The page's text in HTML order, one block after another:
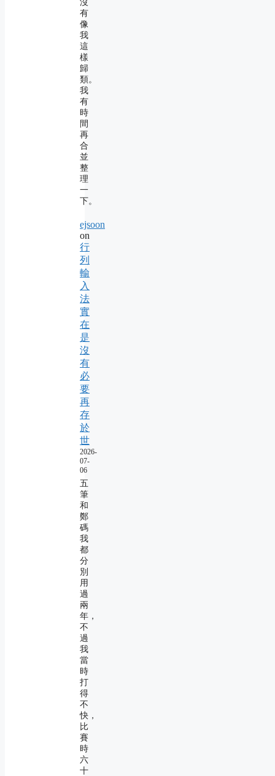
沒
有
像
我
這
樣
歸
類。
我
有
時
間
再
合
並
整
理
一
下。
ejsoon
on
行
列
輸
入
法
實
在
是
沒
有
必
要
再
存
於
世
2026-
07-
06
五
筆
和
鄭
碼
我
都
分
別
用
過
兩
年，
不
過
我
當
時
打
得
不
快，
比
賽
時
六
十